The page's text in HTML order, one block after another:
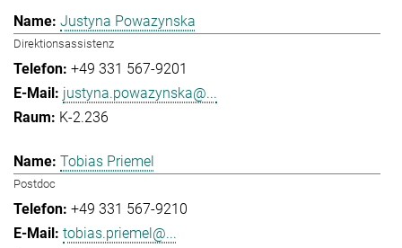
Justyna Powazynska
Direktionsassistenz
+49 331 567-9201
justyna.powazynska@...
K-2.236
Tobias Priemel
Postdoc
+49 331 567-9210
tobias.priemel@...